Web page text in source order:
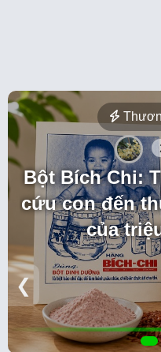
Bột Bích Chi:
cứu con đến
của
❮